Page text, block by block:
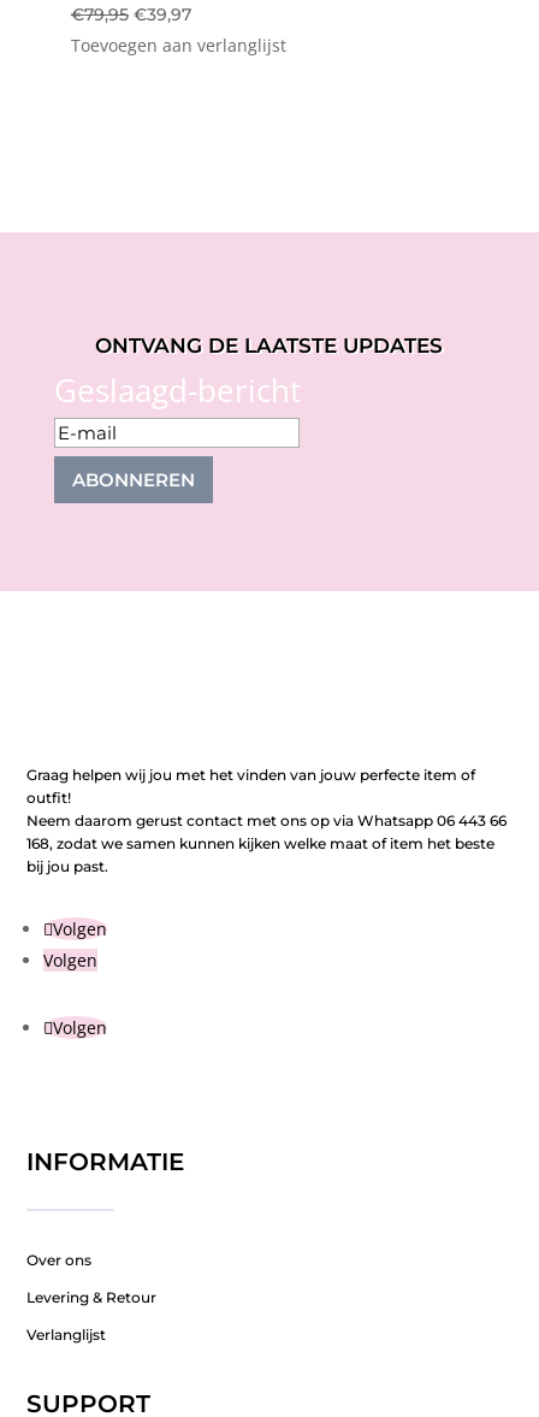
€79,95 Oorspronkelijke
prijs
€39,97Huidige
prijs
Toevoegen aan verlanglijst
ONTVANG DE LAATSTE UPDATES
Geslaagd-bericht
ABONNEREN
Graag helpen wij jou met het vinden van jouw perfecte item of
outfit!
Neem daarom gerust contact met ons op via Whatsapp 06 443 66
168, zodat we samen kunnen kijken welke maat of item het beste
bij jou past.
Volgen
Volgen
Volgen
INFORMATIE
Over ons
Levering & Retour
Verlanglijst
SUPPORT